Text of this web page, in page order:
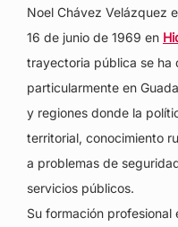
Noel Chávez Velázquez
16 de junio de 1969 en
trayectoria pública se ha
particularmente en
y regiones donde la
territorial, conocimiento
a problemas de
servicios públicos.
Su formación